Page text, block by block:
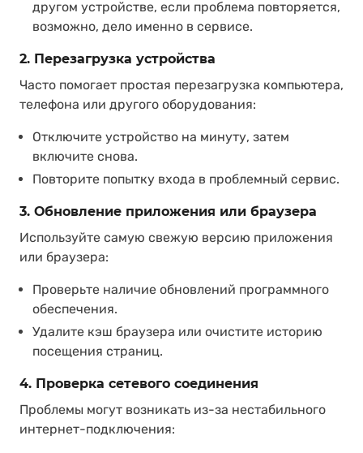
другом устройстве, если проблема повторяется,
возможно, дело именно в сервисе.
2. Перезагрузка устройства
Часто помогает простая перезагрузка компьютера,
телефона или другого оборудования:
Отключите устройство на минуту, затем
включите снова.
Повторите попытку входа в проблемный сервис.
3. Обновление приложения или браузера
Используйте самую свежую версию приложения
или браузера:
Проверьте наличие обновлений программного
обеспечения.
Удалите кэш браузера или очистите историю
посещения страниц.
4. Проверка сетевого соединения
Проблемы могут возникать из-за нестабильного
интернет-подключения: